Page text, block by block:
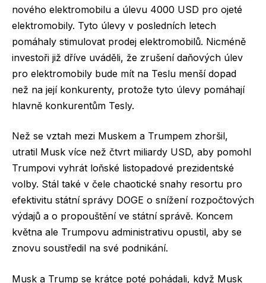
nového elektromobilu a úlevu 4000 USD pro ojeté
elektromobily. Tyto úlevy v posledních letech
pomáhaly stimulovat prodej elektromobilů. Nicméně
investoři již dříve uváděli, že zrušení daňových úlev
pro elektromobily bude mít na Teslu menší dopad
než na její konkurenty, protože tyto úlevy pomáhají
hlavně konkurentům Tesly.
Než se vztah mezi Muskem a Trumpem zhoršil,
utratil Musk více než čtvrt miliardy USD, aby pomohl
Trumpovi vyhrát loňské listopadové prezidentské
volby. Stál také v čele chaotické snahy resortu pro
efektivitu státní správy DOGE o snížení rozpočtových
výdajů a o propouštění ve státní správě. Koncem
května ale Trumpovu administrativu opustil, aby se
znovu soustředil na své podnikání.
Musk a Trump se krátce poté pohádali, když Musk